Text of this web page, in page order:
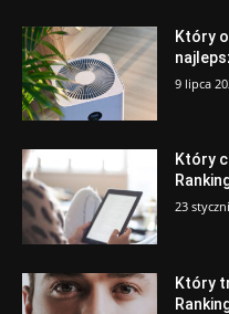
Który
9 lipca
Który
23
Który